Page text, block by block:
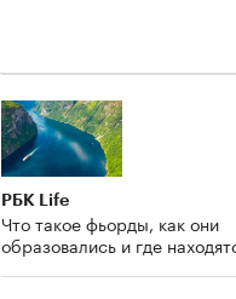
РБК Life
Что такое фьорды, как они
образовались и где